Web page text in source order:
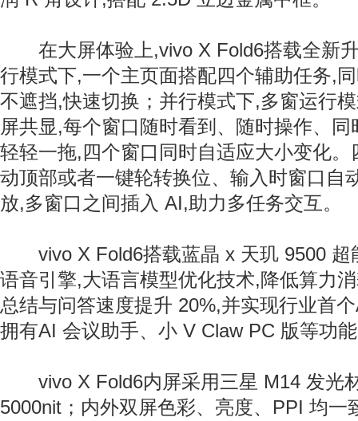
在大屏体验上,vivo X Fold6搭载全新
行模式下,一个主页面搭配四个辅助任务,
不遮挡,快速切换；并行模式下,多窗运行
屏共显,每个窗口随时看到、随时操作、
轻轻一拖,四个窗口同时自适应大小变化
动顶部或者一键轮转换位、输入时窗口自
放,多窗口之间插入 AI,助力多任务交互。
vivo X Fold6搭载蓝晶 x 天玑 9500 超
语音引擎,大语言模型优化技术,降低算力
总结与问答速度提升 20%,并实现行业首
拥有AI 会议助手、小 V Claw PC 版等功
vivo X Fold6内屏采用三星 M14 发光
5000nit；内外双屏色彩、亮度、PPI 均一